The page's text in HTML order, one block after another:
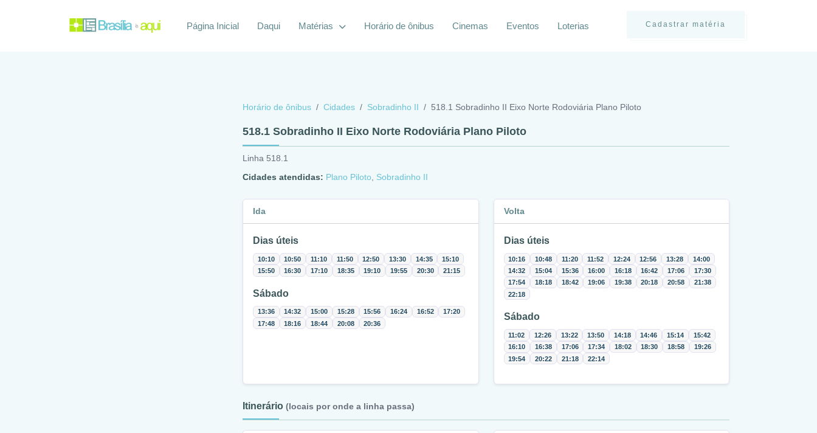
Cadastrar matéria
Página Inicial Daqui Matérias Horário de ônibus Cinemas Eventos Loterias
Horário de ônibus Cidades Sobradinho II 518.1 Sobradinho II Eixo Norte Rodoviária Plano Piloto
518.1 Sobradinho II Eixo Norte Rodoviária Plano Piloto
Linha 518.1
Cidades atendidas: Plano Piloto Sobradinho II
Ida
Dias úteis
10:10 10:50 11:10 11:50 12:50 13:30 14:35
15:10
15:50
16:30 17:10 18:35 19:10 19:55 20:30 21:15
Sábado
13:36 14:32 15:00 15:28 15:56 16:24 16:52
17:20
17:48
18:16 18:44 20:08 20:36
Volta
Dias úteis
10:16 10:48 11:20 11:52 12:24 12:56 13:28
14:00
14:32
15:04 15:36 16:00 16:18 16:42 17:06
17:30
17:54
18:18 18:42 19:06 19:38 20:18 20:58
21:38
22:18
Sábado
11:02 12:26 13:22 13:50 14:18 14:46 15:14
15:42
16:10
16:38 17:06 17:34 18:02 18:30 18:58
19:26
19:54
20:22 21:18 22:14
Itinerário (locais por onde a linha passa)